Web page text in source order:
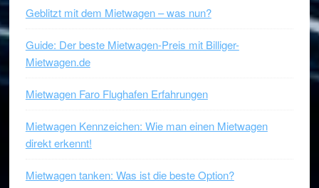
Geblitzt mit dem Mietwagen – was nun?
Guide: Der beste Mietwagen-Preis mit Billiger-
Mietwagen.de
Mietwagen Faro Flughafen Erfahrungen
Mietwagen Kennzeichen: Wie man einen Mietwagen
direkt erkennt!
Mietwagen tanken: Was ist die beste Option?